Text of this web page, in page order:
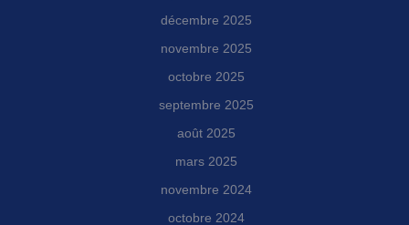
décembre 2025
novembre 2025
octobre 2025
septembre 2025
août 2025
mars 2025
novembre 2024
octobre 2024